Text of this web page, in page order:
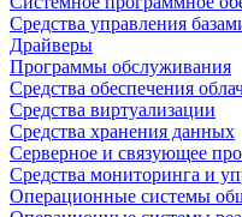
Средства управления
Драйверы
Программы обслуживания
Средства обеспечения
Средства виртуализации
Средства хранения данных
Серверное и связующее
Средства мониторинга и
Операционные системы